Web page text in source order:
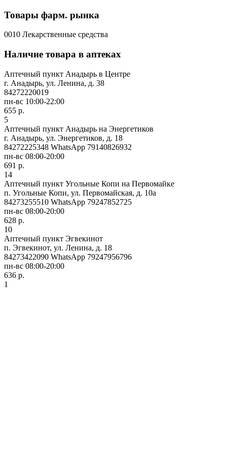
Товары фарм. рынка
0010 Лекарственные средства
Наличие товара в аптеках
Аптечный пункт Анадырь в Центре
г. Анадырь, ул. Ленина, д. 38
84272220019
пн-вс 10:00-22:00
655 р.
5
Аптечный пункт Анадырь на Энергетиков
г. Анадырь, ул. Энергетиков, д. 18
84272225348 WhatsApp 79140826932
пн-вс 08:00-20:00
691 р.
14
Аптечный пункт Угольные Копи на Первомайке
п. Угольные Копи, ул. Первомайская, д. 10а
84273255510 WhatsApp 79247852725
пн-вс 08:00-20:00
628 р.
10
Аптечный пункт Эгвекинот
п. Эгвекинот, ул. Ленина, д. 18
84273422090 WhatsApp 79247956796
пн-вс 08:00-20:00
636 р.
1